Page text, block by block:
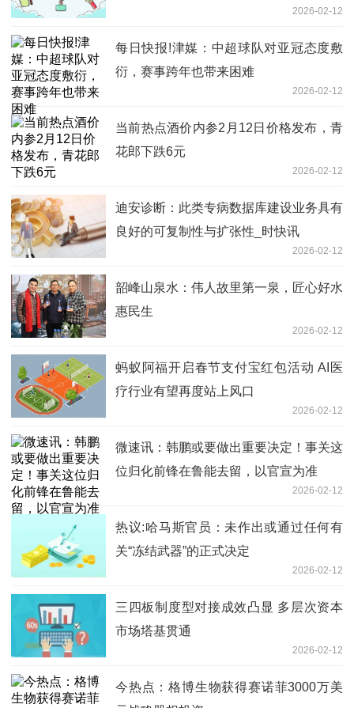
2026-02-12
每日快报!津媒：中超球队对亚冠态度敷
衍，赛事跨年也带来困难
2026-02-12
当前热点酒价内参2月12日价格发布，青
花郎下跌6元
2026-02-12
迪安诊断：此类专病数据库建设业务具有
良好的可复制性与扩张性_时快讯
2026-02-12
韶峰山泉水：伟人故里第一泉，匠心好水
惠民生
2026-02-12
蚂蚁阿福开启春节支付宝红包活动 AI医
疗行业有望再度站上风口
2026-02-12
微速讯：韩鹏或要做出重要决定！事关这
位归化前锋在鲁能去留，以官宣为准
2026-02-12
热议:哈马斯官员：未作出或通过任何有
关“冻结武器”的正式决定
2026-02-12
三四板制度型对接成效凸显 多层次资本
市场塔基贯通
2026-02-12
今热点：格博生物获得赛诺菲3000万美